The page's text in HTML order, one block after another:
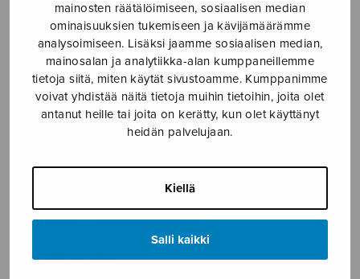
mainosten räätälöimiseen, sosiaalisen median
ominaisuuksien tukemiseen ja kävijämäärämme
analysoimiseen. Lisäksi jaamme sosiaalisen median,
mainosalan ja analytiikka-alan kumppaneillemme
tietoja siitä, miten käytät sivustoamme. Kumppanimme
voivat yhdistää näitä tietoja muihin tietoihin, joita olet
antanut heille tai joita on kerätty, kun olet käyttänyt
heidän palvelujaan.
Kiellä
Salli kaikki
SOITINKOULUT JA OPPAAT
SOITINMUSIIKKI
YKSINLAULU
YLEINEN
Sulasol nuottikauppa
Myymälä avoinna